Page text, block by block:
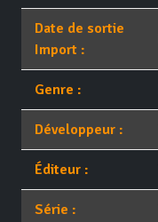
Date de sortie
Import :
Genre :
Développeur :
Éditeur :
Série :